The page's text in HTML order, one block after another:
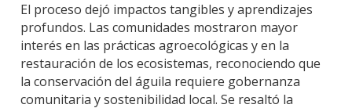
El proceso dejó impactos tangibles y aprendizajes
profundos. Las comunidades mostraron mayor
interés en las prácticas agroecológicas y en la
restauración de los ecosistemas, reconociendo que
la conservación del águila requiere gobernanza
comunitaria y sostenibilidad local. Se resaltó la